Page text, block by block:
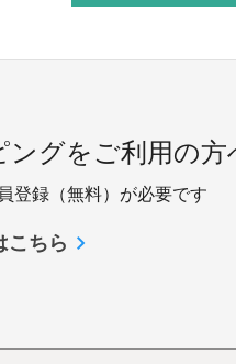
グをご利用の方
登録（無料）が必要です
こちら